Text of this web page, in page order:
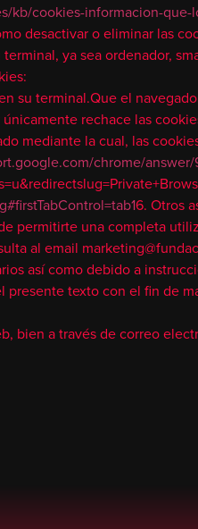
kb/cookies-informacion-que-
desactivar o eliminar las
ya sea ordenador,
su terminal.Que el
rechace las
mediante la cual, las
chrome/answer/
6. Otros
permitirte una completa
al email
así como debido a
presente texto con el fin de
bien a través de correo